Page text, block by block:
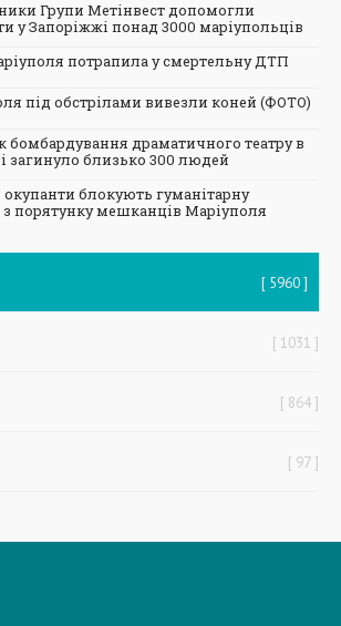
Групи Метінвест допомогли
у Запоріжжі понад 3000 маріупольців
потрапила у смертельну ДТП
під обстрілами вивезли коней (ФОТО)
бомбардування драматичного театру в
загинуло близько 300 людей
окупанти блокують гуманітарну
порятунку мешканців Маріуполя
5960
1031
864
97